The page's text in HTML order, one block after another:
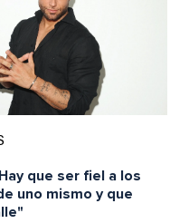
que ser fiel a los
uno mismo y que